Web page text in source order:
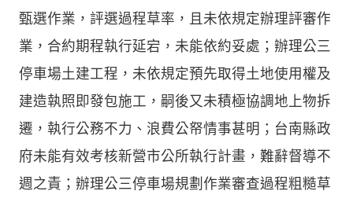
甄選作業，評選過程草率，且未依規定辦理評審作
業，合約期程執行延宕，未能依約妥處；辦理公三
停車場土建工程，未依規定預先取得土地使用權及
建造執照即發包施工，嗣後又未積極協調地上物拆
遷，執行公務不力、浪費公帑情事甚明；台南縣政
府未能有效考核新營市公所執行計畫，難辭督導不
週之責；辦理公三停車場規劃作業審查過程粗糙草